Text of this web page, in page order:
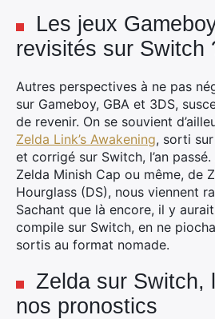
Les jeux
revisités sur Switch
Autres perspectives à ne pas
sur Gameboy, GBA et 3DS,
de revenir. On se souvient
Zelda Link’s Awakening, sorti
et corrigé sur Switch, l’an
Zelda Minish Cap ou même, de
Hourglass (DS), nous viennent
Sachant que là encore, il y
compile sur Switch, en ne
sortis au format nomade.
Zelda sur Switch,
nos pronostics